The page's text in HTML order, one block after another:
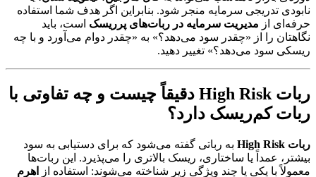
نابودی تدریجی سرمایه منجر شود. بنابراین اگر هدف شما استفاده
حرفه‌ای از مدیریت سرمایه در ربات‌های پرریسک است، باید
نگاهتان را از «چقدر سود می‌دهد؟» به «چقدر دوام می‌آورد و با چه
ریسکی سود می‌دهد؟» تغییر دهید.
ربات High Risk دقیقاً چیست و چه تفاوتی با
ربات کم‌ریسک دارد؟
ربات High Risk
به رباتی گفته می‌شود که برای دستیابی به سود
بیشتر، عمداً یا ساختاری، ریسک بالاتری را می‌پذیرد. این ربات‌ها
معمولاً با یکی یا چند ویژگی زیر شناخته می‌شوند: استفاده از
اهرم